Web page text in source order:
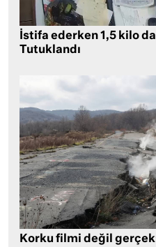
İstifa ederken 1,5 kilo
Tutuklandı
Korku filmi değil